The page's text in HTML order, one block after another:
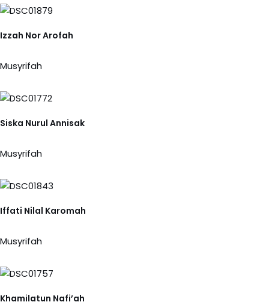
Izzah Nor Arofah
Musyrifah
Siska Nurul Annisak
Musyrifah
Iffati Nilal Karomah
Musyrifah
Khamilatun Nafi’ah